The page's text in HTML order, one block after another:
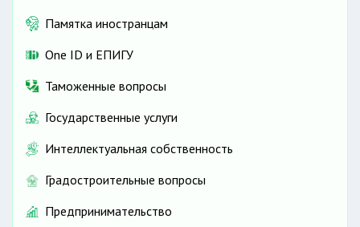
Памятка иностранцам
One ID и ЕПИГУ
Таможенные вопросы
Государственные услуги
Интеллектуальная собственность
Градостроительные вопросы
Предпринимательство